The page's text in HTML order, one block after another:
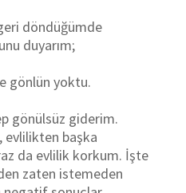
döndüğümde
duyarım;
gönlün yoktu.
gönülsüz giderim.
evlilikten başka
da evlilik korkum. İşte
zaten istemeden